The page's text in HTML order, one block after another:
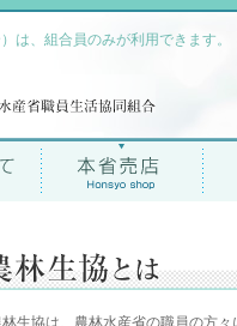
は、組合員のみが利用できます。
林生協は、農林水産省の職員の方